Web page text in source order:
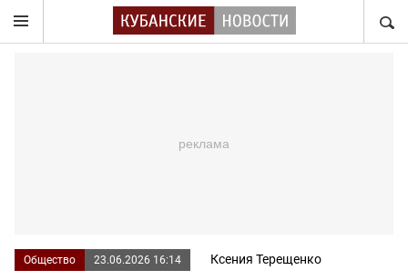
Общество 23.06.2026 16:14 Ксения Терещенко